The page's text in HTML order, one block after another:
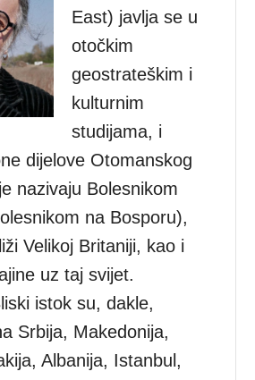
East) javlja se u
otočkim
geostrateškim i
kulturnim
studijama, i
dijelove Otomanskog
nazivaju Bolesnikom
na Bosporu),
Velikoj Britaniji, kao i
uz taj svijet.
istok su, dakle,
Srbija, Makedonija,
Albanija, Istanbul,